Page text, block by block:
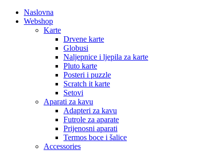
Naslovna
Webshop
Karte
Drvene karte
Globusi
Naljepnice i ljepila za karte
Pluto karte
Posteri i puzzle
Scratch it karte
Setovi
Aparati za kavu
Adapteri za kavu
Futrole za aparate
Prijenosni aparati
Termos boce i šalice
Accessories